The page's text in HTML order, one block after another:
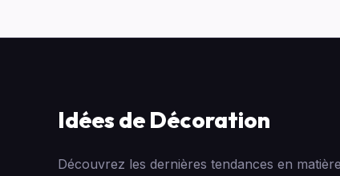
Idées de Décoration
Découvrez les dernières tendances en